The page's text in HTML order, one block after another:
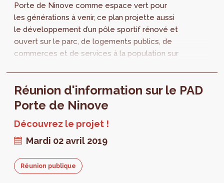
Porte de Ninove comme espace vert pour
les générations à venir, ce plan projette aussi
le développement d’un pôle sportif rénové et
ouvert sur le parc, de logements publics, de
commerces et de services à la population sur
Réunion d'information sur le PAD
Porte de Ninove
Découvrez le projet !
Mardi 02 avril 2019
Réunion publique